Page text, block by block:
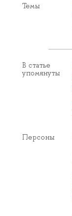
Темы
В статье
упомянуты
Персоны